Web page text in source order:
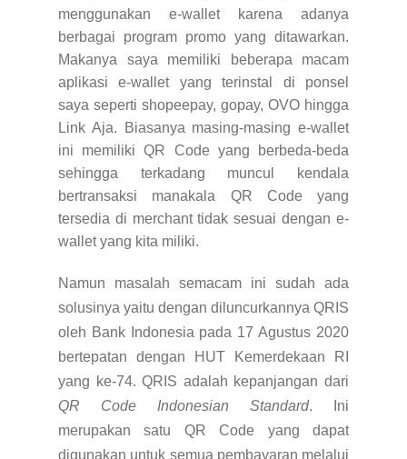
menggunakan e-wallet karena adanya
berbagai program promo yang ditawarkan.
Makanya saya memiliki beberapa macam
aplikasi e-wallet yang terinstal di ponsel
saya seperti shopeepay, gopay, OVO hingga
Link Aja. Biasanya masing-masing e-wallet
ini memiliki QR Code yang berbeda-beda
sehingga terkadang muncul kendala
bertransaksi manakala QR Code yang
tersedia di merchant tidak sesuai dengan e-
wallet yang kita miliki.
Namun masalah semacam ini sudah ada
solusinya yaitu dengan diluncurkannya QRIS
oleh Bank Indonesia pada 17 Agustus 2020
bertepatan dengan HUT Kemerdekaan RI
yang ke-74. QRIS adalah kepanjangan dari
QR Code Indonesian Standard.
Ini
merupakan satu QR Code yang dapat
digunakan untuk semua pembayaran melalui